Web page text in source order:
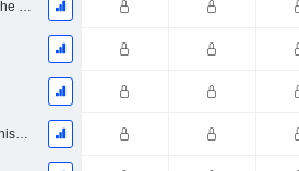
EBITA übersetzt sich ins Deutsche als "Ergebnis vor Zinsen, Steuern und Abschreibungen".
Effektive Steuerquote - (Verhältniszahl)